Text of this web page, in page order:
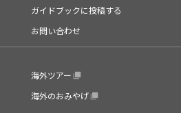
ガイドブックに投稿する
お問い合わせ
海外ツアー
海外のおみやげ